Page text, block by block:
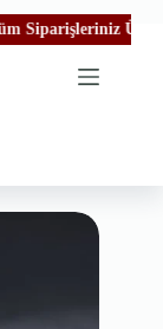
Ücretsiz